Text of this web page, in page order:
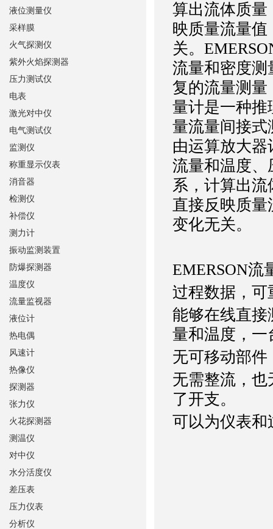
算出流体质量
映质量流量
关。
流量和密度测
复的流量测量
量计是一种推
量流量间接式
由运算放大
流量和温度、
系，计算出
直接反映质
变化无关。
EMERSON流
过程数据，可
能够在线直接
量和温度，一
无可移动部
无需整流，
了开支。
可以为仪表
液位测量仪
采样膜
火气探测仪
紫外火焰探测器
压力测试仪
电表
激光对中仪
电气测试仪
监测仪
称重显示仪表
消音器
检测仪
补偿仪
测力计
振动监测装置
防爆探测器
温度仪
流量监视器
液位计
热电偶
风速计
热像仪
探测器
张力仪
火花探测器
测温仪
对中仪
水分活度仪
差压表
压力仪表
分析仪